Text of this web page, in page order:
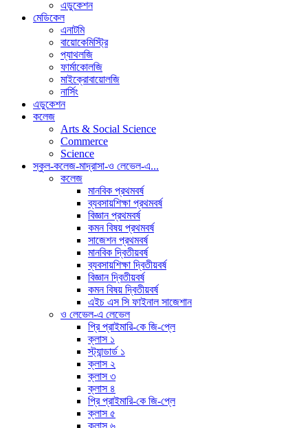
এডুকেশন
মেডিকেল
এনাটমি
বায়োকেমিস্ট্রি
প্যাথলজি
ফার্মাকোলজি
মাইক্রোবায়োলজি
নার্সিং
এডুকেশন
কলেজ
Arts & Social Science
Commerce
Science
স্কুল-কলেজ-মাদ্রাসা-ও লেভেল-এ...
কলেজ
মানবিক প্রথমবর্ষ
ব্যবসায়শিক্ষা প্রথমবর্ষ
বিজ্ঞান প্রথমবর্ষ
কমন বিষয় প্রথমবর্ষ
সাজেশন প্রথমবর্ষ
মানবিক দ্বিতীয়বর্ষ
ব্যবসায়শিক্ষা দ্বিতীয়বর্ষ
বিজ্ঞান দ্বিতীয়বর্ষ
কমন বিষয় দ্বিতীয়বর্ষ
এইচ এস সি ফাইনাল সাজেশান
ও লেভেল-এ লেভেল
প্রি প্রাইমারি-কে জি-প্লে
ক্লাস ১
স্ট্যান্ডার্ড ১
ক্লাস ২
ক্লাস ৩
ক্লাস ৪
প্রি প্রাইমারি-কে জি-প্লে
ক্লাস ৫
ক্লাস ৬